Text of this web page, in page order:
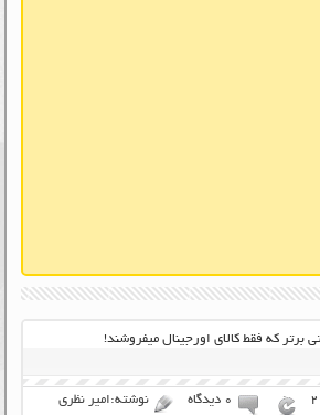
۰ دیدگاه نوشته:امیر نظری